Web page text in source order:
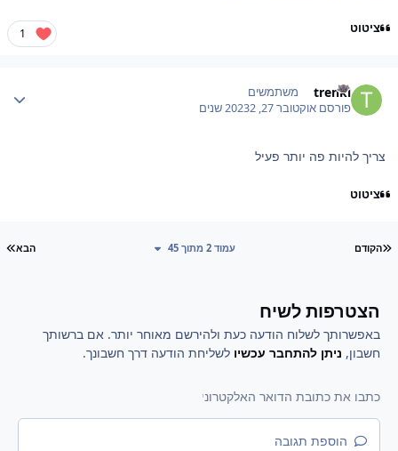
ציטוט 1
trenkl משתמשים
פורסםאוקטובר 27, 2023 2 שנים
צריך להיות פה יותר פעיל
ציטוט
עמוד ראשון
הקודם הבא עמוד 2 מתוך 45
הצטרפות לשיח
באפשרותך לשלוח הודעה כעת ולהירשם מאוחר יותר. אם ברשותך
חשבון, ניתן להתחבר עכשיו לשליחת הודעה דרך חשבונך.
הוספת תגובה